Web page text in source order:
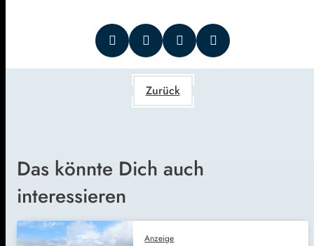
Zurück
Das könnte Dich auch
interessieren
Anzeige